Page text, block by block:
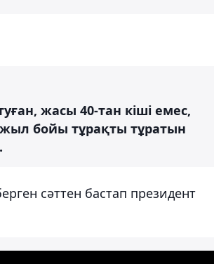
жасы 40-тан кіші емес,
жыл бойы тұрақты тұратын
сәттен бастап президент